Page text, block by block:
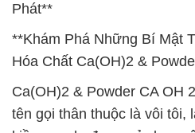
Phát**
**Khám Phá Những Bí Mật
Hóa Chất Ca(OH)2 &
Ca(OH)2 & Powder CA OH
tên gọi thân thuộc là vôi tôi,